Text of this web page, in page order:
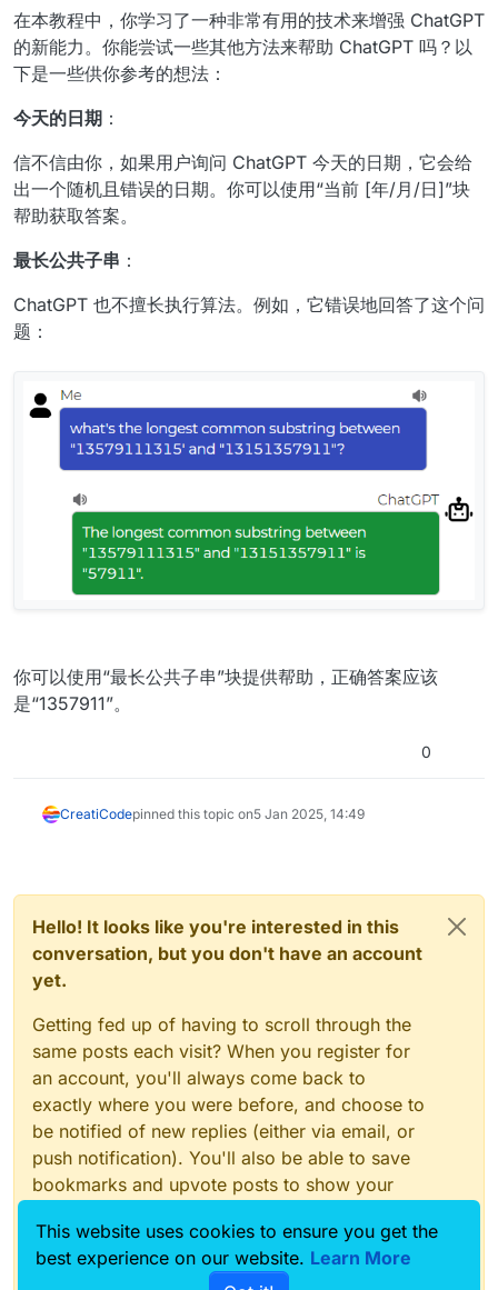
在本教程中，你学习了一种非常有用的技术来增强 ChatGPT
的新能力。你能尝试一些其他方法来帮助 ChatGPT 吗？以
下是一些供你参考的想法：
今天的日期 ：
信不信由你，如果用户询问 ChatGPT 今天的日期，它会给
出一个随机且错误的日期。你可以使用“当前 [年/月/日]”块
帮助获取答案。
最长公共子串 ：
ChatGPT 也不擅长执行算法。例如，它错误地回答了这个问
题：
你可以使用“最长公共子串”块提供帮助，正确答案应该
是“1357911”。
0
CreatiCodepinned this topic on5 Jan 2025, 14:49
Hello! It looks like you're interested in this
conversation, but you don't have an account
yet.
Getting fed up of having to scroll through the
same posts each visit? When you register for
an account, you'll always come back to
exactly where you were before, and choose to
be notified of new replies (either via email, or
push notification). You'll also be able to save
bookmarks and upvote posts to show your
With your input, this post could be even better
This website uses cookies to ensure you get the
best experience on our website. Learn More